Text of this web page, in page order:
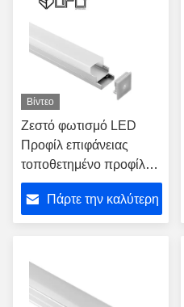
Βίντεο
Ζεστό φωτισμό LED
Προφίλ επιφάνειας
τοποθετημένο προφίλ
LED 20 * 20mm
εσωτερικά φώτα LED
λωρίδας
Πάρτε την καλύτερη